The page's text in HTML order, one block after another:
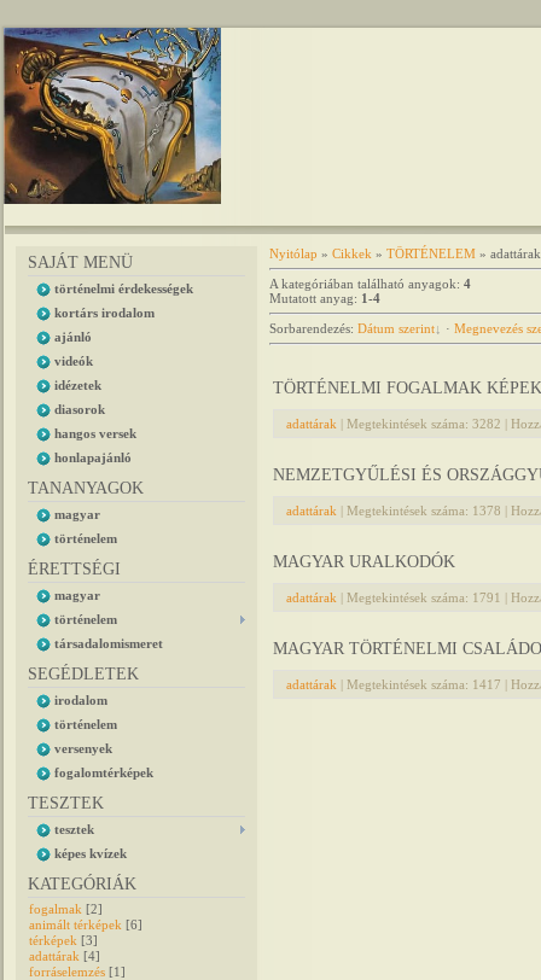
SAJÁT MENÜ
történelmi érdekességek
kortárs irodalom
ajánló
videók
idézetek
diasorok
hangos versek
honlapajánló
TANANYAGOK
magyar
történelem
ÉRETTSÉGI
magyar
történelem
társadalomismeret
SEGÉDLETEK
irodalom
történelem
versenyek
fogalomtérképek
TESZTEK
tesztek
képes kvízek
KATEGÓRIÁK
fogalmak [2]
animált térképek [6]
térképek [3]
adattárak [4]
forráselemzés [1]
Nyitólap » Cikkek » TÖRTÉNELEM » adattárak
A kategóriában található anyagok: 4
Mutatott anyag: 1-4
Sorbarendezés: Dátum szerint · Megnevezés
TÖRTÉNELMI FOGALMAK
adattárak | Megtekintések száma: 3282 |
NEMZETGYŰLÉSI ÉS
adattárak | Megtekintések száma: 1378 |
MAGYAR URALKODÓK
adattárak | Megtekintések száma: 1791 |
MAGYAR TÖRTÉNELMI
adattárak | Megtekintések száma: 1417 |